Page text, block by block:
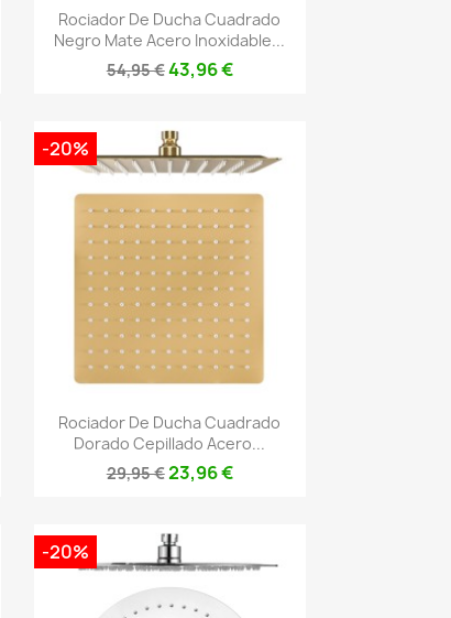
Vista rápida
Rociador De Ducha Cuadrado
Negro Mate Acero Inoxidable...
54,95 €43,96 €
Vista rápida
Rociador De Ducha Cuadrado
Dorado Cepillado Acero...
29,95 €23,96 €
-20%
-20%